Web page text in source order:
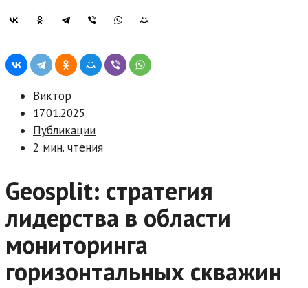
Виктор
17.01.2025
Публикации
2 мин. чтения
Geosplit: стратегия
лидерства в области
мониторинга
горизонтальных скважин